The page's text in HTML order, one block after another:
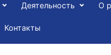
Деятельность О
Контакты